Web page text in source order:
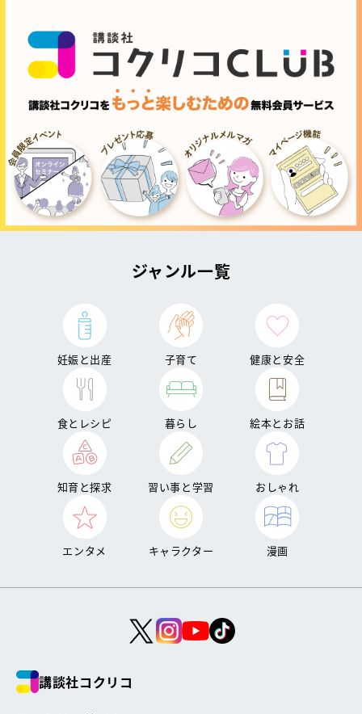
ジャンル一覧
妊娠と出産 子育て 健康と安全
食とレシピ 暮らし 絵本とお話
知育と探求 習い事と学習 おしゃれ
エンタメ キャラクター 漫画
講談社コクリコ